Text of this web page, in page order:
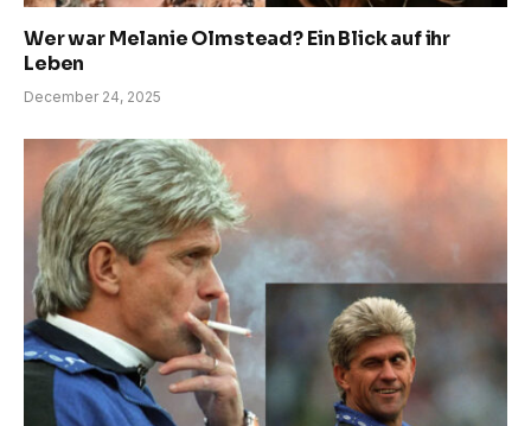
Wer war Melanie Olmstead? Ein Blick auf ihr
Leben
December 24, 2025